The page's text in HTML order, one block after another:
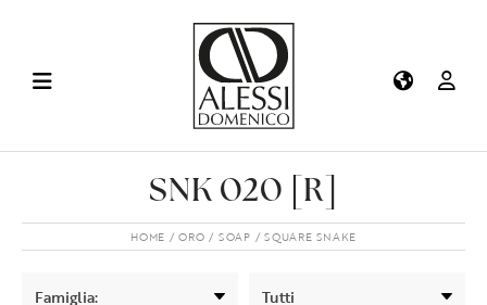
SNK 020 [R]
HOME ORO SOAP SQUARE SNAKE